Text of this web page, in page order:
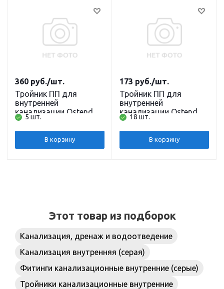
Тройник ПП для
внутренней
канализации Ostendorf
HT 90 х 90/87, 87 град.
5 шт.
360 руб./шт.
В корзину
Тройник ПП для
внутренней
канализации Ostendorf
HT 50 х 50/67, 67 град.
18 шт.
173 руб./шт.
В корзину
Этот товар из подборок
Канализация, дренаж и водоотведение
Канализация внутренняя (серая)
Фитинги канализационные внутренние (серые)
Тройники канализационные внутренние